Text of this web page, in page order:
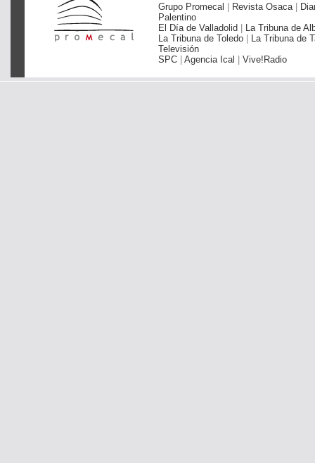
Grupo Promecal Revista Osaca
Palentino
El Día de Valladolid
La Tribuna de
La Tribuna de Toledo
La Tribuna de
Televisión
SPC
Agencia Ical Vive!Radio